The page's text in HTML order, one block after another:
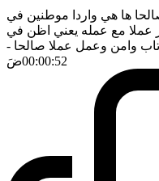
ها هي واردا موطنين في
عملا مع عمله يعني اظن في
وامن وعمل عملا صالحا -
00:00:52ضَ